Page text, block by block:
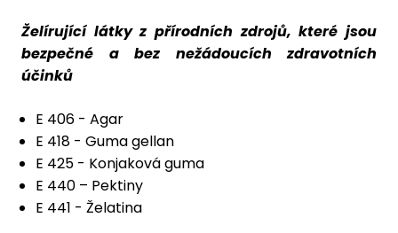
Želírující látky z přírodních zdrojů, které jsou
bezpečné a bez nežádoucích zdravotních
účinků
E 406 - Agar
E 418 - Guma gellan
E 425 - Konjaková guma
E 440 – Pektiny
E 441 - Želatina